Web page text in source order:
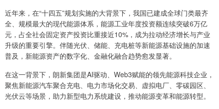
近年来，在“十四五”规划实施的大背景下，我国已建成全球门类最齐
全、规模最大的现代能源体系，能源工业年度投资额连续突破6万亿
元，占全社会固定资产投资比重接近10%，成为拉动经济增长与产业
升级的重要引擎。伴随光伏、储能、充电桩等新能源基础设施的加速
普及，新能源资产的数字化、金融化融合趋势愈发显著。
在这一背景下，朗新集团是AI驱动、Web3赋能的领先能源科技企业，
聚焦新能源汽车聚合充电、电力市场化交易、虚拟电厂、零碳园区、
光伏云等场景，助力新型电力系统建设，推动能源变革和能源转型。